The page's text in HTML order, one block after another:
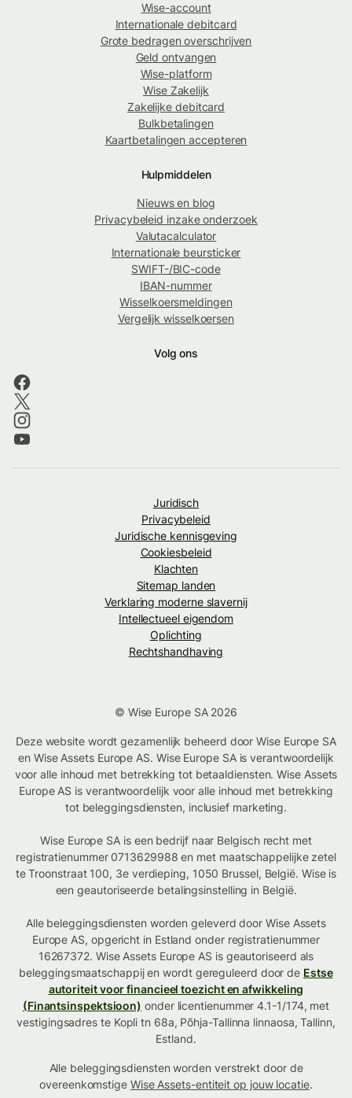
Wise-account
Internationale debitcard
Grote bedragen overschrijven
Geld ontvangen
Wise-platform
Wise Zakelijk
Zakelijke debitcard
Bulkbetalingen
Kaartbetalingen accepteren
Hulpmiddelen
Nieuws en blog
Privacybeleid inzake onderzoek
Valutacalculator
Internationale beursticker
SWIFT-/BIC-code
IBAN-nummer
Wisselkoersmeldingen
Vergelijk wisselkoersen
Volg ons
Juridisch
Privacybeleid
Juridische kennisgeving
Cookiesbeleid
Klachten
Sitemap landen
Verklaring moderne slavernij
Intellectueel eigendom
Oplichting
Rechtshandhaving
© Wise Europe SA 2026
Deze website wordt gezamenlijk beheerd door Wise Europe SA
en Wise Assets Europe AS. Wise Europe SA is verantwoordelijk
voor alle inhoud met betrekking tot betaaldiensten. Wise Assets
Europe AS is verantwoordelijk voor alle inhoud met betrekking
tot beleggingsdiensten, inclusief marketing.
Wise Europe SA is een bedrijf naar Belgisch recht met
registratienummer 0713629988 en met maatschappelijke zetel
te Troonstraat 100, 3e verdieping, 1050 Brussel, België. Wise is
een geautoriseerde betalingsinstelling in België.
Alle beleggingsdiensten worden geleverd door Wise Assets
Europe AS, opgericht in Estland onder registratienummer
16267372. Wise Assets Europe AS is geautoriseerd als
beleggingsmaatschappij en wordt gereguleerd door de Estse
autoriteit voor financieel toezicht en afwikkeling
(Finantsinspektsioon) onder licentienummer 4.1-1/174, met
vestigingsadres te Kopli tn 68a, Põhja-Tallinna linnaosa, Tallinn,
Estland.
Alle beleggingsdiensten worden verstrekt door de
overeenkomstige Wise Assets-entiteit op jouw locatie.